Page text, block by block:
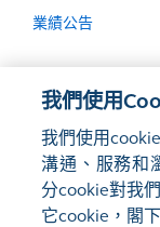
業績公告
如欲查詢過往業
我們使用
我們使用
溝通、服務和
分cookie對我
它cookie，閣